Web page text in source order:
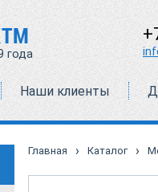
года
Наши клиенты
Главная › Каталог ›